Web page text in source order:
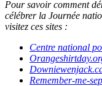
Pour savoir comment
célébrer la Journée
visitez ces sites :
Centre national
Remember-me-